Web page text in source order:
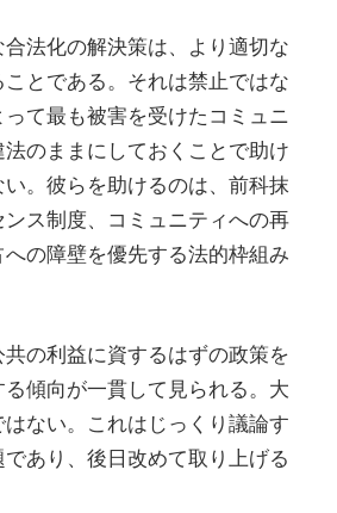
法化の解決策は、より適切な
とである。それは禁止ではな
て最も被害を受けたコミュニ
のままにしておくことで助け
。彼らを助けるのは、前科抹
ス制度、コミュニティへの再
の障壁を優先する法的枠組み
の利益に資するはずの政策を
傾向が一貫して見られる。大
ない。これはじっくり議論す
あり、後日改めて取り上げる